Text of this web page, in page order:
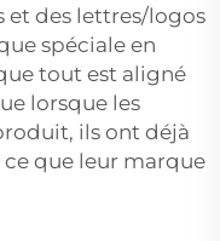
et des lettres/logos
spéciale en
tout est aligné
lorsque les
ils ont déjà
que leur marque